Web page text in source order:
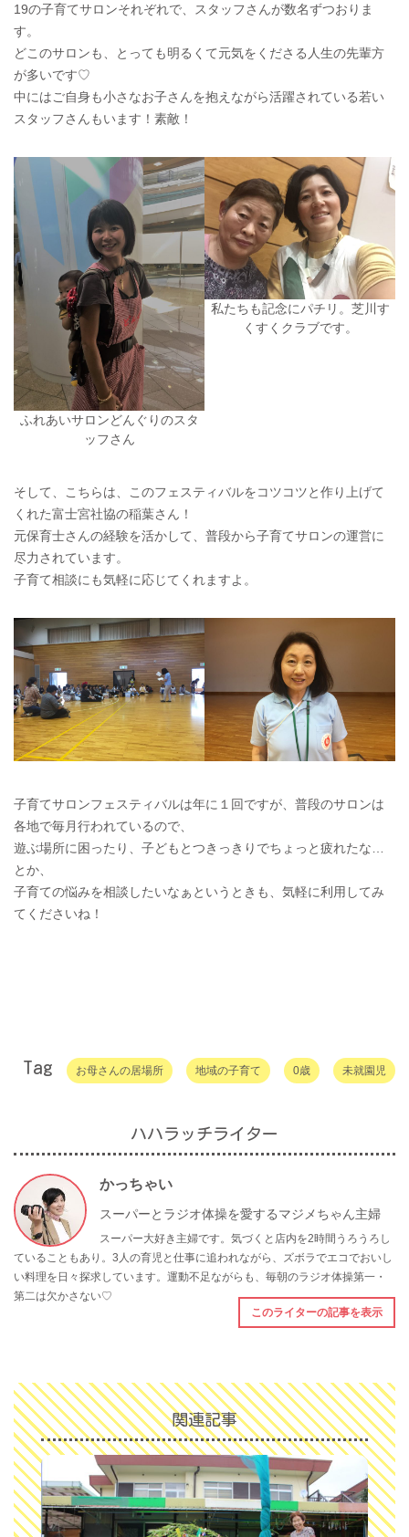
19の子育てサロンそれぞれで、スタッフさんが数名ずつおりま
す。
どこのサロンも、とっても明るくて元気をくださる人生の先輩方
が多いです♡
中にはご自身も小さなお子さんを抱えながら活躍されている若い
スタッフさんもいます！素敵！
ふれあいサロンどんぐりのスタ
ッフさん
私たちも記念にパチリ。芝川す
くすくクラブです。
そして、こちらは、このフェスティバルをコツコツと作り上げて
くれた富士宮社協の稲葉さん！
元保育士さんの経験を活かして、普段から子育てサロンの運営に
尽力されています。
子育て相談にも気軽に応じてくれますよ。
子育てサロンフェスティバルは年に１回ですが、普段のサロンは
各地で毎月行われているので、
遊ぶ場所に困ったり、子どもとつきっきりでちょっと疲れたな…
とか、
子育ての悩みを相談したいなぁというときも、気軽に利用してみ
てくださいね！
Tag お母さんの居場所 地域の子育て 0歳 未就園児
ハハラッチライター
かっちゃい
スーパーとラジオ体操を愛するマジメちゃん主婦
スーパー大好き主婦です。気づくと店内を2時間うろうろし
ていることもあり。3人の育児と仕事に追われながら、ズボラでエコでおいし
い料理を日々探求しています。運動不足ながらも、毎朝のラジオ体操第一・
第二は欠かさない♡
このライターの記事を表示
関連記事